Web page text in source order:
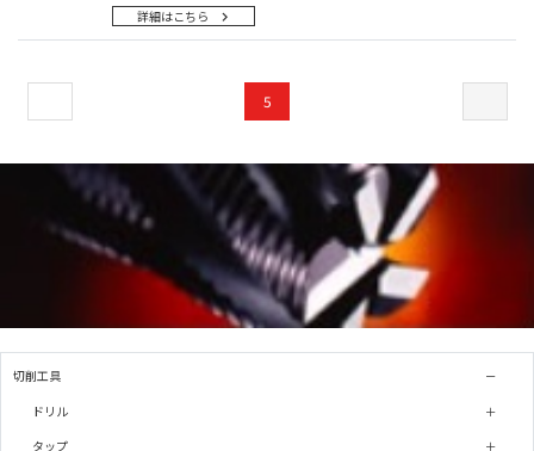
詳細はこちら
5
切削工具
ドリル
タップ